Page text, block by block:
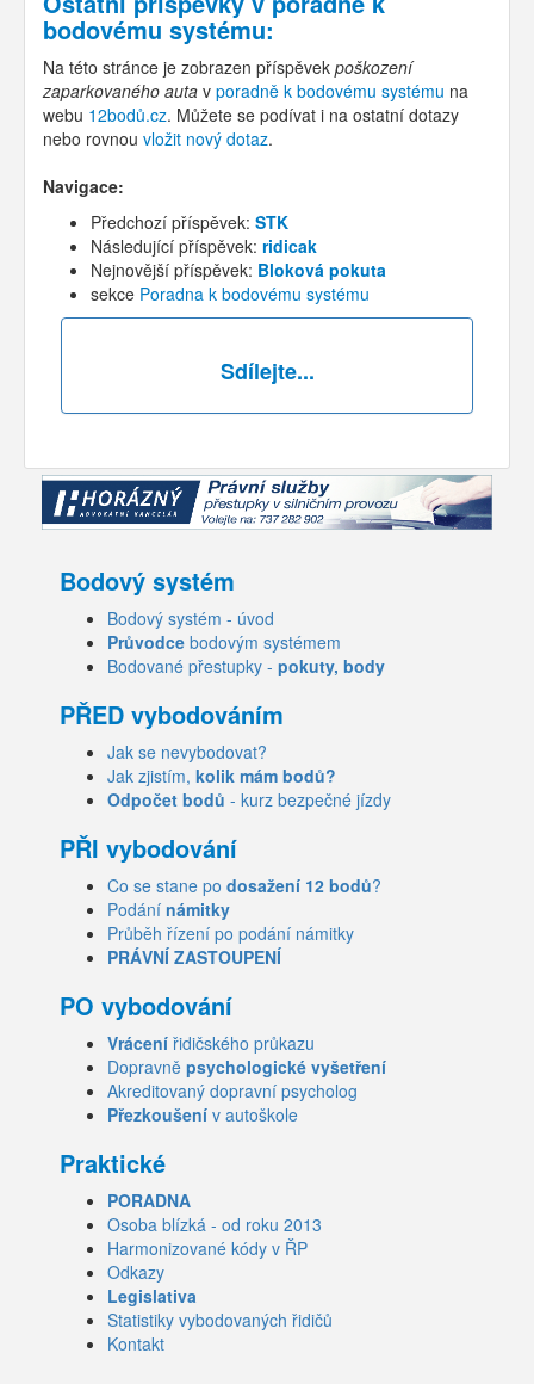
bodovému systému:
Na této stránce je zobrazen příspěvek poškození
zaparkovaného auta v poradně k bodovému systému na
webu 12bodů.cz. Můžete se podívat i na ostatní dotazy
nebo rovnou vložit nový dotaz.
Navigace:
Předchozí příspěvek: STK
Následující příspěvek: ridicak
Nejnovější příspěvek: Bloková pokuta
sekce Poradna k bodovému systému
Sdílejte...
Bodový systém
Bodový systém - úvod
Průvodce bodovým systémem
Bodované přestupky - pokuty, body
PŘED vybodováním
Jak se nevybodovat?
Jak zjistím, kolik mám bodů?
Odpočet bodů - kurz bezpečné jízdy
PŘI vybodování
Co se stane po dosažení 12 bodů?
Podání námitky
Průběh řízení po podání námitky
PRÁVNÍ ZASTOUPENÍ
PO vybodování
Vrácení řidičského průkazu
Dopravně psychologické vyšetření
Akreditovaný dopravní psycholog
Přezkoušení v autoškole
Praktické
PORADNA
Osoba blízká - od roku 2013
Harmonizované kódy v ŘP
Odkazy
Legislativa
Statistiky vybodovaných řidičů
Kontakt